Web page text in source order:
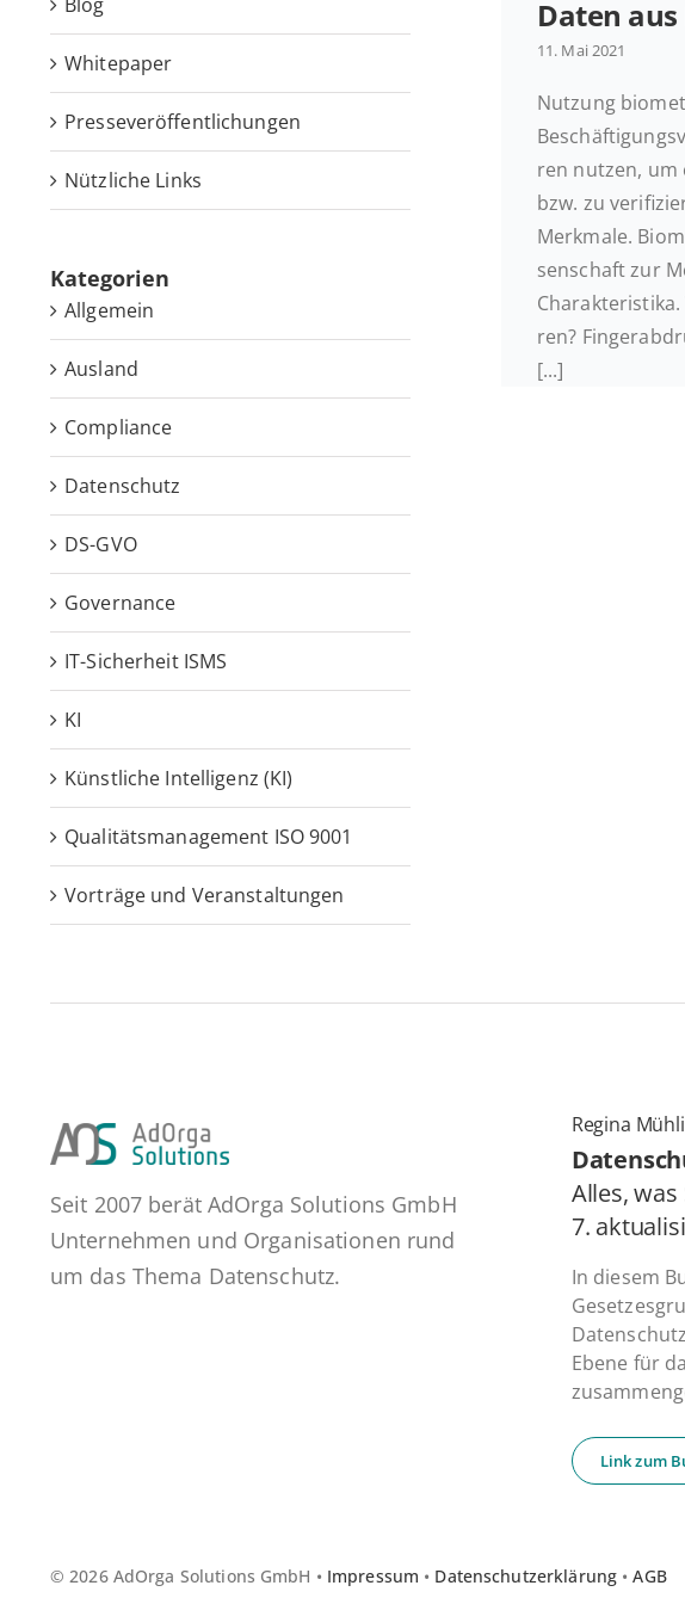
Daten
11. Mai 2021
Nutzung
ren nutzen, um
bzw. zu
Merk­ma­le.
sen­schaft zur
ren?
[...]
White­pa­per
Pres­se­ver­öf­fent­li­chun­gen
Nütz­li­che Links
Ka­te­go­rien
Allgemein
Ausland
Compliance
Datenschutz
DS-GVO
Governance
IT-Sicherheit ISMS
KI
Künstliche Intelligenz (KI)
Qualitätsmanagement ISO 9001
Vorträge und Veranstaltungen
Seit 2007 berät AdOrga Solutions GmbH
Unternehmen und Organisationen rund
um das Thema Datenschutz.
Regina
Alles,
7.
In diesem
Ebene für
Link zum
© 2026 AdOrga Solutions GmbH • Impressum • Datenschutzerklärung •AGB